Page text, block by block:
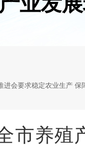
进会要求稳定农业生产 保
市养殖